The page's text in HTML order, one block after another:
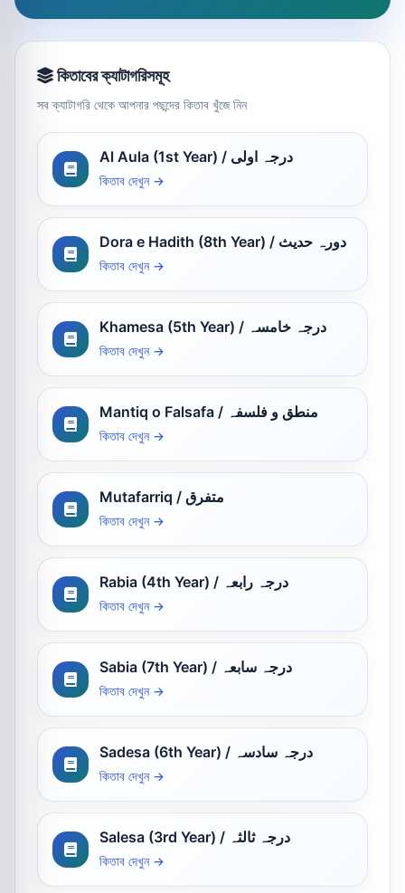
কিতাবের ক্যাটাগরিসমূহ
সব ক্যাটাগরি থেকে আপনার পছন্দের কিতাব খুঁজে নিন
Al Aula (1st Year) / درجہ اولی
কিতাব দেখুন →
Dora e Hadith (8th Year) / دورہ حدیث
কিতাব দেখুন →
Khamesa (5th Year) / درجہ خامسہ
কিতাব দেখুন →
Mantiq o Falsafa / منطق و فلسفہ
কিতাব দেখুন →
Mutafarriq / متفرق
কিতাব দেখুন →
Rabia (4th Year) / درجہ رابعہ
কিতাব দেখুন →
Sabia (7th Year) / درجہ سابعہ
কিতাব দেখুন →
Sadesa (6th Year) / درجہ سادسہ
কিতাব দেখুন →
Salesa (3rd Year) / درجہ ثالثہ
কিতাব দেখুন →